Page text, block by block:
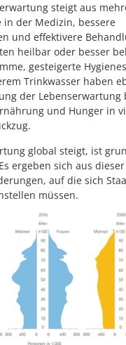
steigt aus
in der Medizin, bessere
und effektivere
heilbar oder besser
gesteigerte
Trinkwasser haben
der Lebenserwartung
und Hunger in
global steigt, ist
ergeben sich aus
auf die sich
müssen.